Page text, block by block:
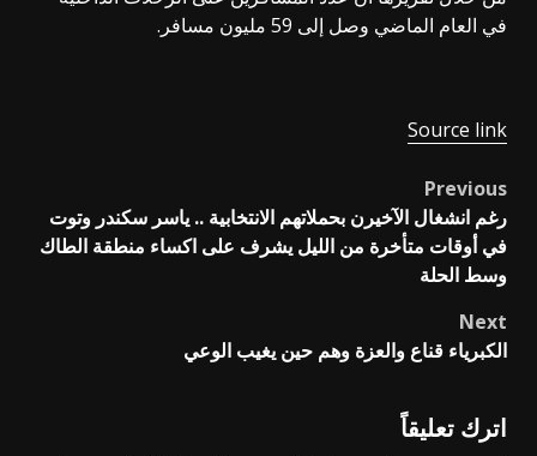
في العام الماضي وصل إلى 59 مليون مسافر.
Source link
Post
navigation
Previous
رغم انشغال الآخيرن بحملاتهم الانتخابية .. ياسر سكندر وتوت
في أوقات متأخرة من الليل يشرف على اكساء منطقة الطاك
وسط الحلة
Next
الكبرياء قناع والعزة وهم حين يغيب الوعي
اترك تعليقاً